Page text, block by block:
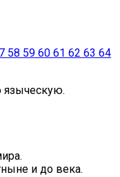
58 59 60 61 62 63 64
языческую.
и до века.